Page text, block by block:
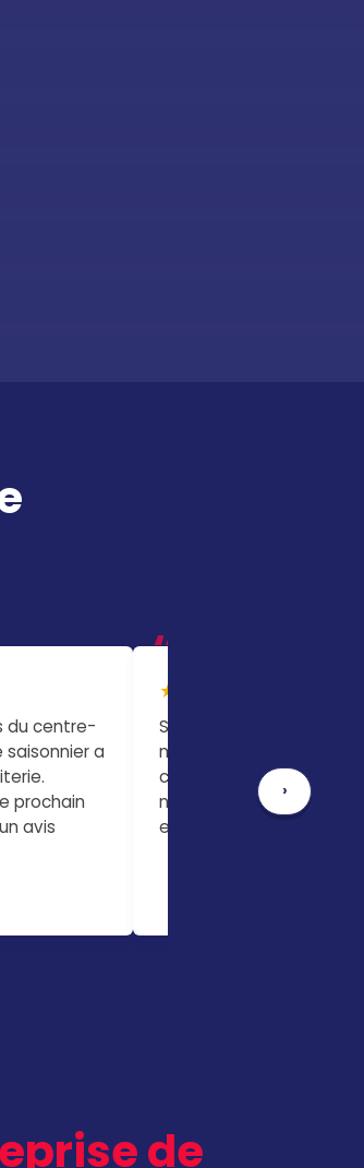
du centre-
saisonnier a
prochain
avis
★★★★☆
Studio meublé à
me faisais piquer toutes
comprendre. Le
nid derrière la
tête de lit
efficace, je dors enfin
›
de